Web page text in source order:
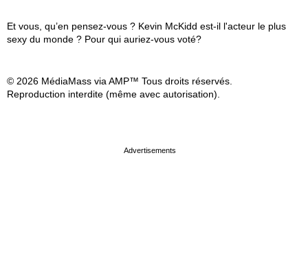
Et vous, qu’en pensez-vous ? Kevin McKidd est-il l'acteur le plus
sexy du monde ? Pour qui auriez-vous voté?
© 2026 MédiaMass via AMP™ Tous droits réservés.
Reproduction interdite (même avec autorisation).